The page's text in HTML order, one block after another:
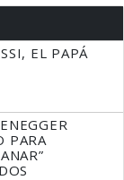
EL PAPÁ
PARA